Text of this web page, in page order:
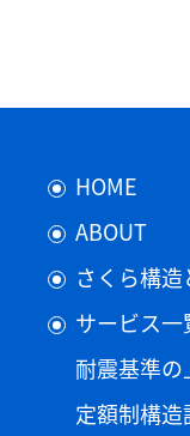
HOME
ABOUT
さくら構
サービス一
耐震基準の
定額制構